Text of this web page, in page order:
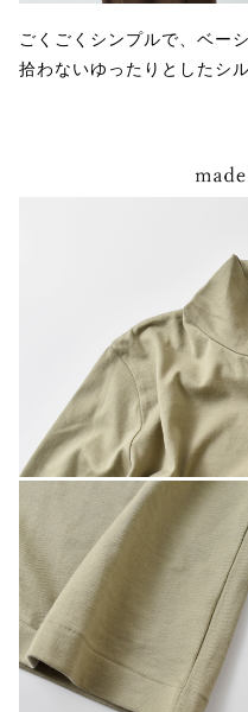
ごくごくシンプルで、ベー
拾わないゆったりとしたシ